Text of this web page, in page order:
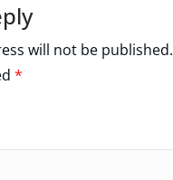
will not be published.
*